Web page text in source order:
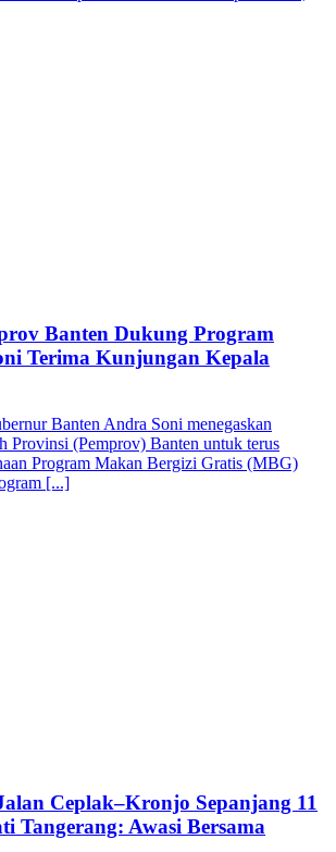
Banten Dukung Program
Terima Kunjungan Kepala
Banten Andra Soni menegaskan
Provinsi (Pemprov) Banten untuk terus
Program Makan Bergizi Gratis (MBG)
[...]
Ceplak–Kronjo Sepanjang 11
Tangerang: Awasi Bersama